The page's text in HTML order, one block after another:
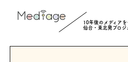
10年後のメディアを
仙台・東北発プロジ